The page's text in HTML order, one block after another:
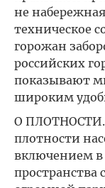
не
техническое
горожан
российских
показывают
широким
О
плотности
включением в